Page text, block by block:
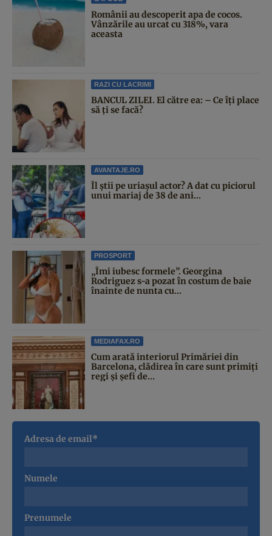
Românii au descoperit apa de cocos.
Vânzările au urcat cu 318%, vara
aceasta
RAZI CU LACRIMI
BANCUL ZILEI. El către ea: – Ce îți place
să ți se facă?
AVANTAJE.RO
Îl știi pe uriașul actor? A dat cu piciorul
unui mariaj de 38 de ani...
PROSPORT
„Îmi iubesc formele”. Georgina
Rodriguez s-a pozat în costum de baie
înainte de nunta cu...
MEDIAFAX.RO
Cum arată interiorul Primăriei din
Barcelona, clădirea în care sunt primiți
regi și șefi de...
Adresa de email*
Numele
Prenumele